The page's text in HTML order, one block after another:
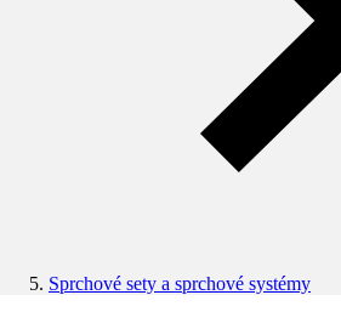
Sprchové sety a sprchové systémy